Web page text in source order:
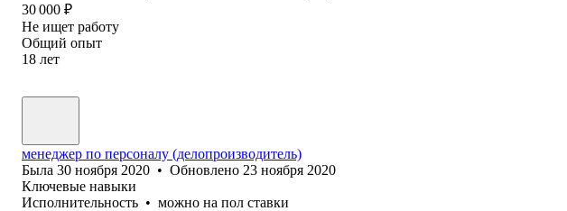
30 000 ₽
Не ищет работу
Общий опыт
18 лет
менеджер по персоналу (делопроизводитель)
Была 30 ноября 2020 • Обновлено 23 ноября 2020
Ключевые навыки
Исполнительность • можно на пол ставки